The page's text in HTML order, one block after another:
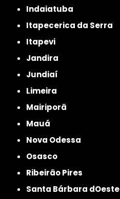
Indaiatuba
Itapecerica da Serra
Itapevi
Jandira
Jundiaí
Limeira
Mairiporã
Mauá
Nova Odessa
Osasco
Ribeirão Pires
Santa Bárbara dOeste